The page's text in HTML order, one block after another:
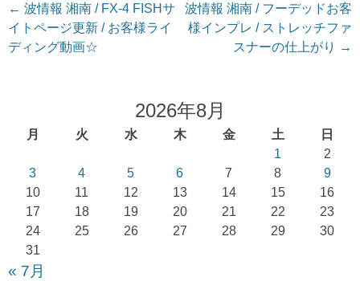
投
稿
ナ
← 波情報 湘南 / FX-4 FISHサ
イトページ更新 / お客様ライ
ディング動画☆
波情報 湘南 / フーデッドお客
様インプレ / ストレッチファ
スナーの仕上がり
→
2026年8月
月 火 水 木 金 土
日
1
2
3
4 5 6 7 8
9
10
11 12 13 14 15
16
17
18 19 20 21 22
23
24
25 26 27 28 29
30
31
« 7月